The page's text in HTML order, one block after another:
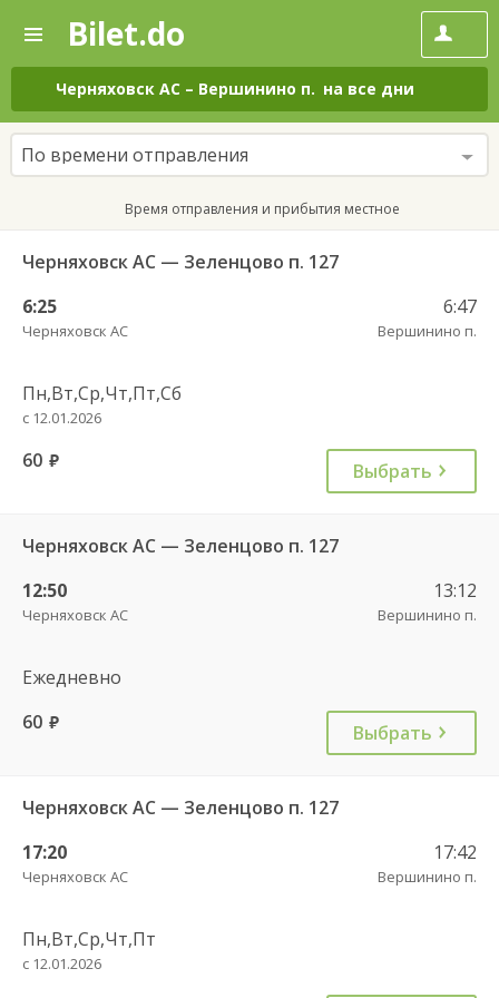
—
Поиск
и
покупка
билетов
на
автобус
онлайн
Bilet.do
Черняховск АС – Вершинино п. на все дни
По времени отправления
Время отправления и прибытия местное
Черняховск АС — Зеленцово п. 127
6:25
Черняховск АС
6:47
Вершинино п.
Пн,Вт,Ср,Чт,Пт,Сб
с 12.01.2026
60 руб. Выбрать
Черняховск АС — Зеленцово п. 127
12:50
Черняховск АС
13:12
Вершинино п.
Ежедневно
60 руб. Выбрать
Черняховск АС — Зеленцово п. 127
17:20
Черняховск АС
17:42
Вершинино п.
Пн,Вт,Ср,Чт,Пт
с 12.01.2026